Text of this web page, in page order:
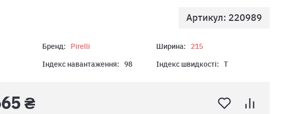
Артикул: 220989
Бренд: Pirelli Ширина:
215
Індекс навантаження: 98 Індекс швидкості: T
₴